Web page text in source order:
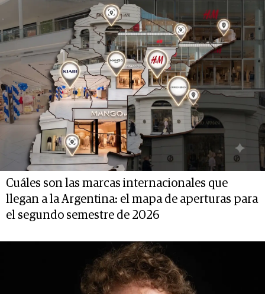
Cuáles son las marcas internacionales que
llegan a la Argentina: el mapa de aperturas para
el segundo semestre de 2026